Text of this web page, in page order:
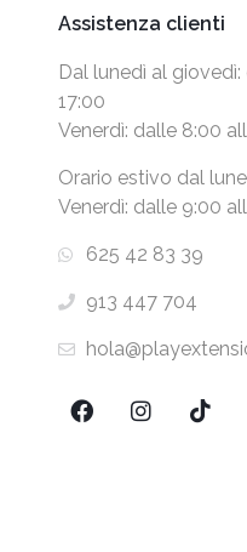
Assistenza clienti
Dal lunedì al
17:00
Venerdì: dalle 8:00
Orario estivo dal
Venerdì: dalle 9:00
625 42 83 39
913 447 704